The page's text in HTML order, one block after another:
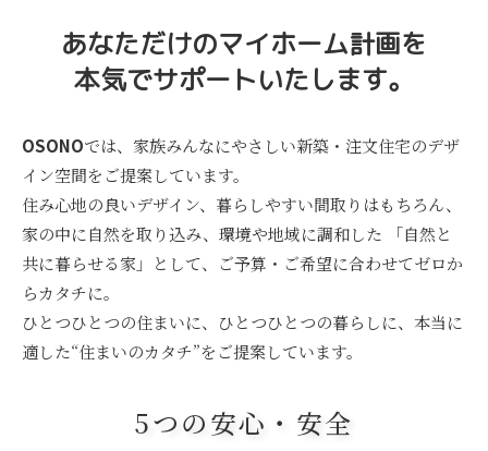
あなただけのマイホーム計画を
本気でサポートいたします。
OSONOでは、家族みんなにやさしい新築・注文住宅のデザ
イン空間をご提案しています。
住み心地の良いデザイン、暮らしやすい間取りはもちろん、
家の中に自然を取り込み、環境や地域に調和した 「自然と
共に暮らせる家」として、ご予算・ご希望に合わせてゼロか
らカタチに。
ひとつひとつの住まいに、ひとつひとつの暮らしに、本当に
適した“住まいのカタチ”をご提案しています。
5つの安心・安全